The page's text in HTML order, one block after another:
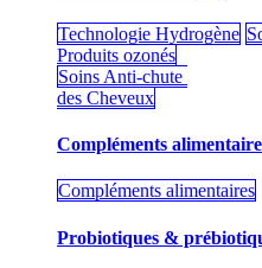
Technologie Hydrogène
Produits ozonés
Soins Anti-chute
des Cheveux
Compléments
Compléments alimentaires
Probiotiques &